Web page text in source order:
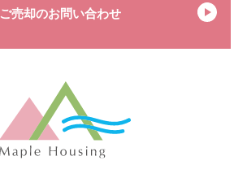
ご売却のお問い合わせ